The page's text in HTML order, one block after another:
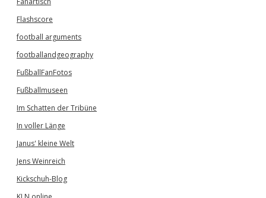
Flashscore
football arguments
footballandgeography
FußballFanFotos
Fußballmuseen
Im Schatten der Tribüne
In voller Länge
Janus' kleine Welt
Jens Weinreich
Kickschuh-Blog